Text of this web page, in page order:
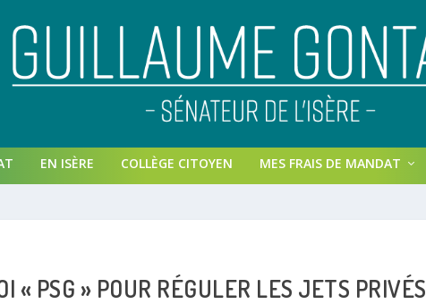
EN ISÈRE COLLÈGE CITOYEN MES FRAIS DE MANDAT
« PSG » POUR RÉGULER LES JETS PRIVÉS